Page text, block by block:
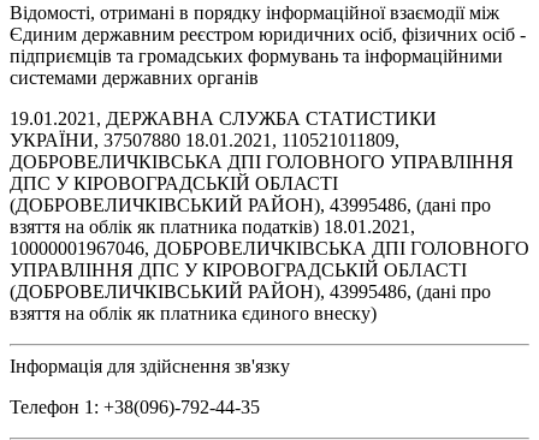
Відомості, отримані в порядку інформаційної взаємодії між
Єдиним державним реєстром юридичних осіб, фізичних осіб -
підприємців та громадських формувань та інформаційними
системами державних органів
19.01.2021, ДЕРЖАВНА СЛУЖБА СТАТИСТИКИ
УКРАЇНИ, 37507880 18.01.2021, 110521011809,
ДОБРОВЕЛИЧКІВСЬКА ДПІ ГОЛОВНОГО УПРАВЛІННЯ
ДПС У КІРОВОГРАДСЬКІЙ ОБЛАСТІ
(ДОБРОВЕЛИЧКІВСЬКИЙ РАЙОН), 43995486, (дані про
взяття на облік як платника податків) 18.01.2021,
10000001967046, ДОБРОВЕЛИЧКІВСЬКА ДПІ ГОЛОВНОГО
УПРАВЛІННЯ ДПС У КІРОВОГРАДСЬКІЙ ОБЛАСТІ
(ДОБРОВЕЛИЧКІВСЬКИЙ РАЙОН), 43995486, (дані про
взяття на облік як платника єдиного внеску)
Інформація для здійснення зв'язку
Телефон 1: +38(096)-792-44-35